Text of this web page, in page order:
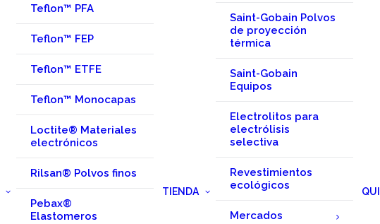
Teflon™ PFA
Teflon™ FEP
Teflon™ ETFE
Teflon™ Monocapas
Loctite® Materiales
electrónicos
Rilsan® Polvos finos
Pebax®
Elastomeros
TIENDA
Saint-Gobain Polvos
de proyección
térmica
Saint-Gobain
Equipos
Electrolitos para
electrólisis
selectiva
Revestimientos
ecológicos
Mercados